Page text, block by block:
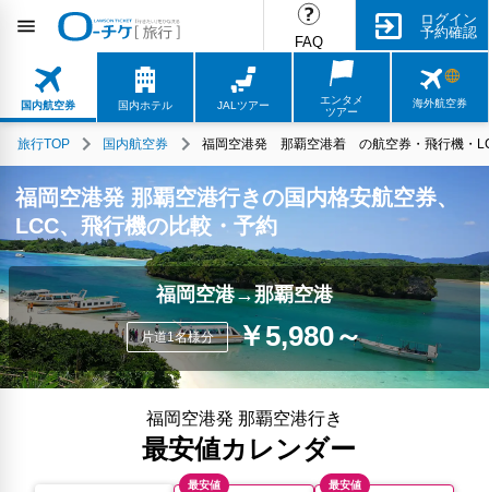
FAQ
ログイン
予約確認
国内航空券 国内ホテル JALツアー
エンタメ
ツアー
海外航空券
旅行TOP 国内航空券 福岡空港発 那覇空港着 の航空券・飛行機・
福岡空港発 那覇空港行きの国内格安航空券、
LCC、飛行機の比較・予約
福岡空港→那覇空港
片道1名様分 ￥5,980～
福岡空港発 那覇空港行き
最安値カレンダー
最安値 最安値